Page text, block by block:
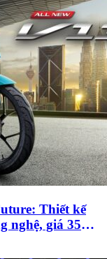
Thiết kế
nghệ, giá 35